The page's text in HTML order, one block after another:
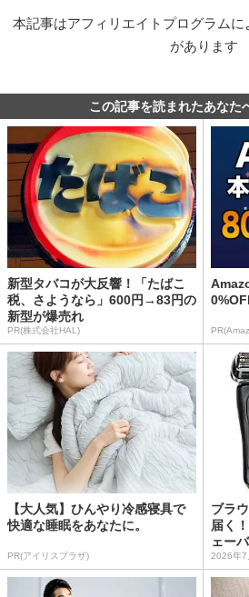
本記事はアフィリエイトプログラム
があります
この記事を読まれたあなた
新型タバコが大反響！「たばこ
税、さようなら」600円→83円の
新型が爆売れ
PR(株式会社HAL)
【大人気】ひんやり冷感寝具で
快適な睡眠をあなたに。
PR(アイリスプラザ)
ブラ
届く
ェー
2026年7